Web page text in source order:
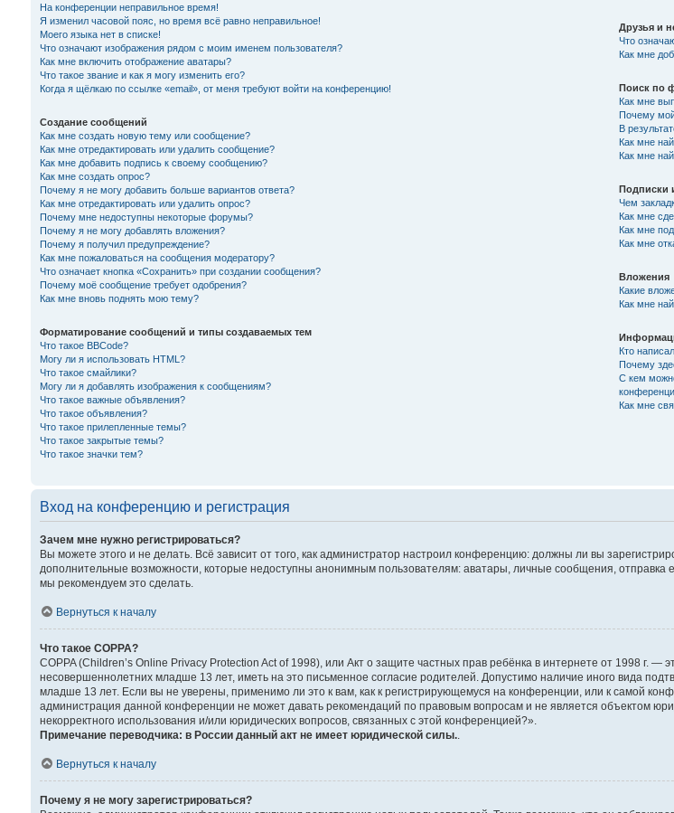
На конференции неправильное время!
Я изменил часовой пояс, но время всё равно неправильное!
Моего языка нет в списке!
Что означают изображения рядом с моим именем пользователя?
Как мне включить отображение аватары?
Что такое звание и как я могу изменить его?
Когда я щёлкаю по ссылке «email», от меня требуют войти на конференцию!
Создание сообщений
Как мне создать новую тему или сообщение?
Как мне отредактировать или удалить сообщение?
Как мне добавить подпись к своему сообщению?
Как мне создать опрос?
Почему я не могу добавить больше вариантов ответа?
Как мне отредактировать или удалить опрос?
Почему мне недоступны некоторые форумы?
Почему я не могу добавлять вложения?
Почему я получил предупреждение?
Как мне пожаловаться на сообщения модератору?
Что означает кнопка «Сохранить» при создании сообщения?
Почему моё сообщение требует одобрения?
Как мне вновь поднять мою тему?
Форматирование сообщений и типы создаваемых тем
Что такое BBCode?
Могу ли я использовать HTML?
Что такое смайлики?
Могу ли я добавлять изображения к сообщениям?
Что такое важные объявления?
Что такое объявления?
Что такое прилепленные темы?
Что такое закрытые темы?
Что такое значки тем?
Друзья и
Что
Как мне
Поиск по
Как мне
Почему мой
В
Как мне
Как мне
Подписки
Чем
Как мне
Как мне
Как мне
Вложения
Какие
Как мне
Кто
Почему
С кем
Как мне
Вход на конференцию и регистрация
Зачем мне нужно регистрироваться?
Вы можете этого и не делать. Всё зависит от того, как администратор настроил конференцию: должны ли вы
дополнительные возможности, которые недоступны анонимным пользователям: аватары, личные сообщения, отправка
мы рекомендуем это сделать.
Вернуться к началу
Что такое COPPA?
COPPA (Children’s Online Privacy Protection Act of 1998), или Акт о защите частных прав ребёнка в интернете от 1998
несовершеннолетних младше 13 лет, иметь на это письменное согласие родителей. Допустимо наличие иного вида
младше 13 лет. Если вы не уверены, применимо ли это к вам, как к регистрирующемуся на конференции, или к самой
администрация данной конференции не может давать рекомендаций по правовым вопросам и не является объектом
некорректного использования и/или юридических вопросов, связанных с этой конференцией?».
Примечание переводчика: в России данный акт не имеет юридической силы..
Вернуться к началу
Почему я не могу зарегистрироваться?